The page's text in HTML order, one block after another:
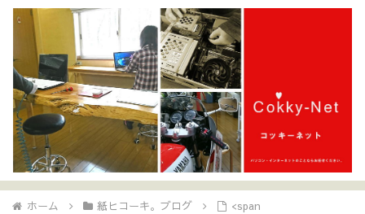
ホーム 紙ヒコーキ。ブログ
<span